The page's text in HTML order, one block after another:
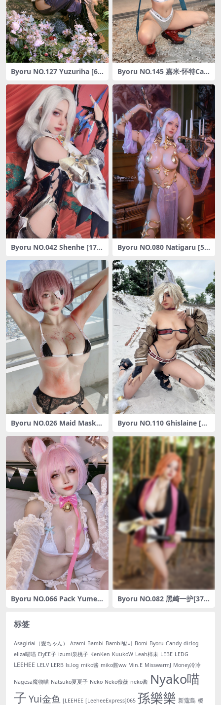
Byoru NO.127 Yuzuriha [68
Byoru NO.145 嘉米·怀特Ca
Byoru NO.042 Shenhe [17-
Byoru NO.080 Natigaru [56
Byoru NO.026 Maid Mask
Byoru NO.110 Ghislaine [38
Byoru NO.066 Pack Yume
Byoru NO.082 黑崎一护[37P
标签
Asagiriai（愛ちゃん） Azami Bambi Bambi밤비 Bomi Byoru Candy dir.log
eliza喵喵 ElyEE子 izumi泉桃子 KenKen KuukoW Leah梓未 LEBE LEDG
LEEHEE LELV LERB ls.log miko酱 miko酱ww Min.E MisswarmJ Money冷冷
Nagesa魔物喵 Natsuko夏夏子 Neko Neko薇薇 neko酱 Nyako喵
子Yui金鱼 [LEEHEE [LeeheeExpress]065 孫樂樂 新蔻島 樱